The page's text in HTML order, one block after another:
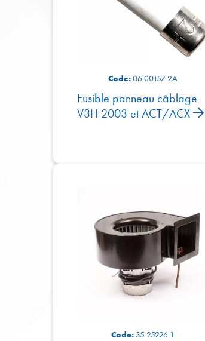
Code:06 00157 2A
Fusible panneau câblage
V3H 2003 et ACT/ACX
Code:35 25226 1